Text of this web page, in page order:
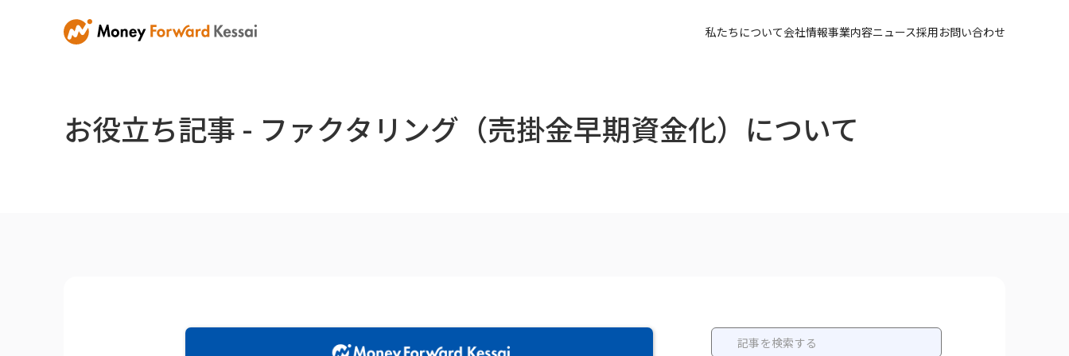
私たちについて会社情報事業内容ニュース採用お問い合わせ
お役立ち記事 - ファクタリング（売掛金早期資金化）について